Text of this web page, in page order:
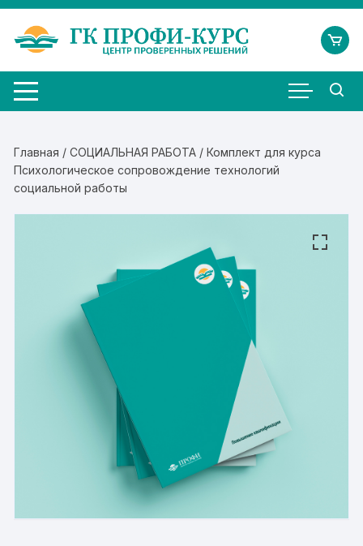
Перейти
содержимому
Главная /СОЦИАЛЬНАЯ РАБОТА / Комплект для курса
Психологическое сопровождение технологий
социальной работы